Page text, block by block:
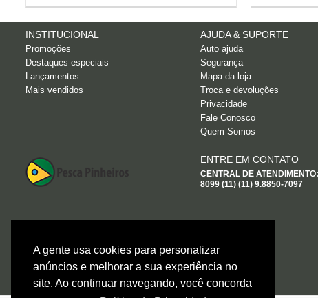
A gente usa cookies para personalizar
anúncios e melhorar a sua experiência no
site. Ao continuar navegando, você concorda
INSTITUCIONAL
Promoções
Destaques especiais
Lançamentos
Mais vendidos
AJUDA & SUPORTE
Auto ajuda
Segurança
Mapa da loja
Troca e devoluções
Privacidade
Fale Conosco
Quem Somos
ENTRE EM CONTATO
CENTRAL DE
8099 (11) (11) 9.8850-7097
FORMAS DE PAGAMENTO